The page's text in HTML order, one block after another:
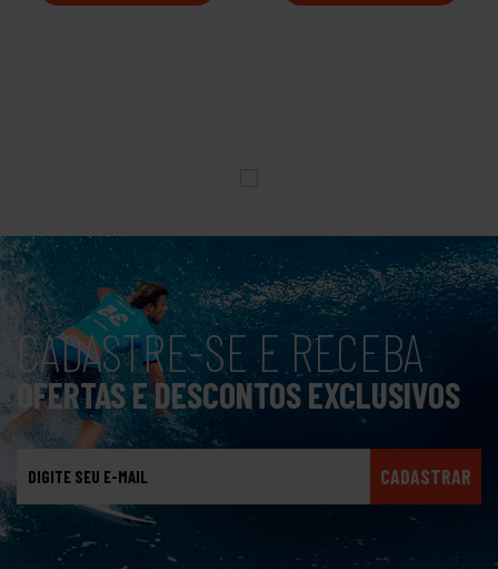
CADASTRE-SE E RECEBA
OFERTAS E DESCONTOS EXCLUSIVOS
CADASTRAR